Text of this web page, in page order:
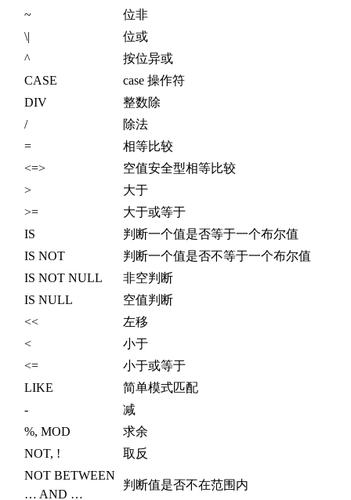
~
位非
\|
位或
^
按位异或
CASE
case 操作符
DIV
整数除
/
除法
=
相等比较
<=>
空值安全型相等比较
>
大于
>=
大于或等于
IS
判断一个值是否等于一个布尔值
IS NOT
判断一个值是否不等于一个布尔值
IS NOT NULL
非空判断
IS NULL
空值判断
<<
左移
<
小于
<=
小于或等于
LIKE
简单模式匹配
-
减
%, MOD
求余
NOT, !
取反
NOT BETWEEN
… AND …
判断值是否不在范围内